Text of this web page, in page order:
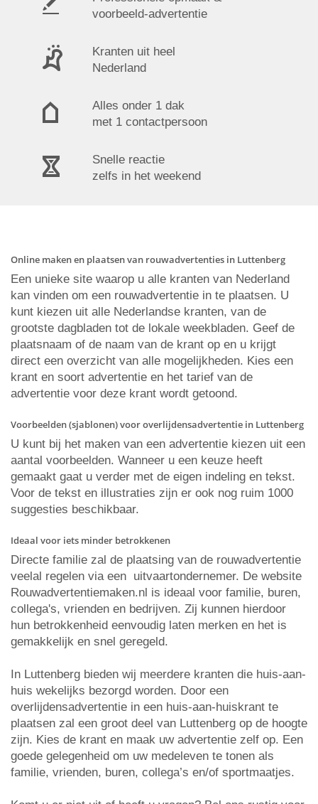
voorbeeld-advertentie
Kranten uit heel
Nederland
Alles onder 1 dak
met 1 contactpersoon
Snelle reactie
zelfs in het weekend
Online maken en plaatsen van rouwadvertenties in Luttenberg
Een unieke site waarop u alle kranten van Nederland
kan vinden om een rouwadvertentie in te plaatsen. U
kunt kiezen uit alle Nederlandse kranten, van de
grootste dagbladen tot de lokale weekbladen. Geef de
plaatsnaam of de naam van de krant op en u krijgt
direct een overzicht van alle mogelijkheden. Kies een
krant en soort advertentie en het tarief van de
advertentie voor deze krant wordt getoond.
Voorbeelden (sjablonen) voor overlijdensadvertentie in Luttenberg
U kunt bij het maken van een advertentie kiezen uit een
aantal voorbeelden. Wanneer u een keuze heeft
gemaakt gaat u verder met de eigen indeling en tekst.
Voor de tekst en illustraties zijn er ook nog ruim 1000
suggesties beschikbaar.
Ideaal voor iets minder betrokkenen
Directe familie zal de plaatsing van de rouwadvertentie
veelal regelen via een uitvaartondernemer. De website
Rouwadvertentiemaken.nl is ideaal voor familie, buren,
collega's, vrienden en bedrijven. Zij kunnen hierdoor
hun betrokkenheid eenvoudig laten merken en het is
gemakkelijk en snel geregeld.
In Luttenberg bieden wij meerdere kranten die huis-aan-
huis wekelijks bezorgd worden. Door een
overlijdensadvertentie in een huis-aan-huiskrant te
plaatsen zal een groot deel van Luttenberg op de hoogte
zijn. Kies de krant en maak uw advertentie zelf op. Een
goede gelegenheid om uw medeleven te tonen als
familie, vrienden, buren, collega’s en/of sportmaatjes.